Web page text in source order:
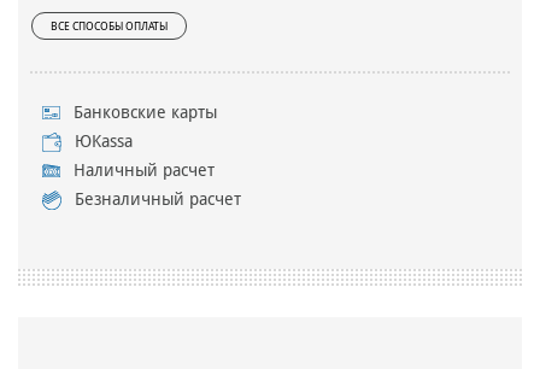
ВСЕ СПОСОБЫ ОПЛАТЫ
Банковские карты
ЮKassa
Наличный расчет
Безналичный расчет